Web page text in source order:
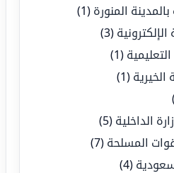
المنورة (1)
(3)
(1)
(1)
الداخلية (5)
المسلحة (7)
(4)